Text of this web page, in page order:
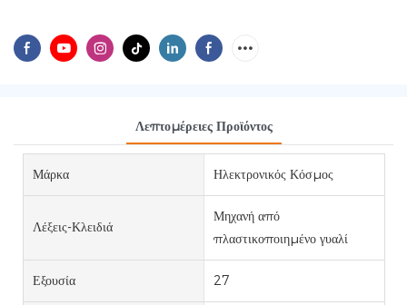
Λεπτομέρειες Προϊόντος
Μάρκα Ηλεκτρονικός Κόσμος
Λέξεις-Κλειδιά
Μηχανή από
πλαστικοποιημένο γυαλί
Εξουσία 27